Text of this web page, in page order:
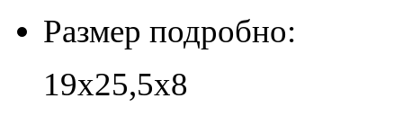
Размер подробно:
19х25,5х8